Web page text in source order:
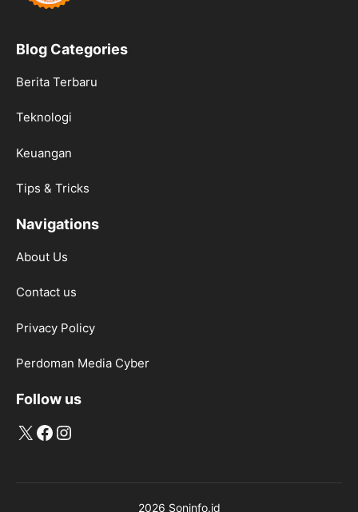
Blog Categories
Berita Terbaru
Teknologi
Keuangan
Tips & Tricks
Navigations
About Us
Contact us
Privacy Policy
Perdoman Media Cyber
Follow us
X Facebook
Instagram
2026 Soninfo.id